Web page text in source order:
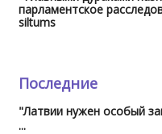
парламентское
siltums
Последние
"Латвии нужен особый
...